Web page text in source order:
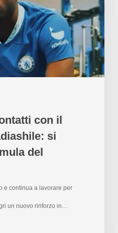
con il
si
del
e continua a lavorare per
un nuovo rinforzo in…